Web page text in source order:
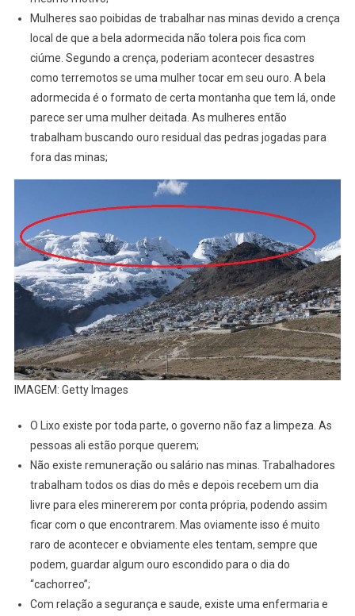
Mulheres sao poibidas de trabalhar nas minas devido a crença
local de que a bela adormecida não tolera pois fica com
ciúme. Segundo a crença, poderiam acontecer desastres
como terremotos se uma mulher tocar em seu ouro. A bela
adormecida é o formato de certa montanha que tem lá, onde
parece ser uma mulher deitada. As mulheres então
trabalham buscando ouro residual das pedras jogadas para
fora das minas;
IMAGEM: Getty Images
O Lixo existe por toda parte, o governo não faz a limpeza. As
pessoas ali estão porque querem;
Não existe remuneração ou salário nas minas. Trabalhadores
trabalham todos os dias do mês e depois recebem um dia
livre para eles minererem por conta própria, podendo assim
ficar com o que encontrarem. Mas oviamente isso é muito
raro de acontecer e obviamente eles tentam, sempre que
podem, guardar algum ouro escondido para o dia do
“cachorreo”;
Com relação a segurança e saude, existe uma enfermaria e